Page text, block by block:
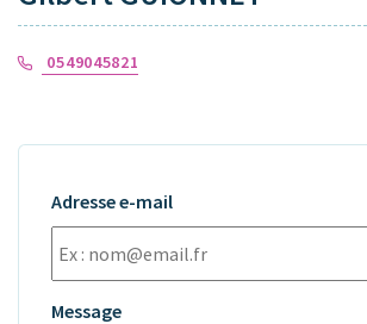
0549045821
Adresse e-mail
Message